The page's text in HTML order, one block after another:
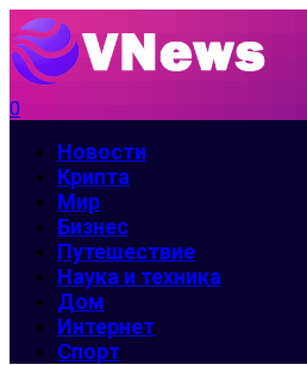
0
Новости
Крипта
Мир
Бизнес
Путешествие
Наука и техника
Дом
Интернет
Спорт